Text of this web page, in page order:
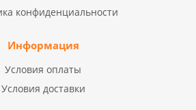
конфиденциальности
Информация
Условия оплаты
Условия доставки